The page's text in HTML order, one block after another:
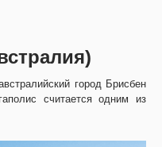
город Брисбен
считается одним из